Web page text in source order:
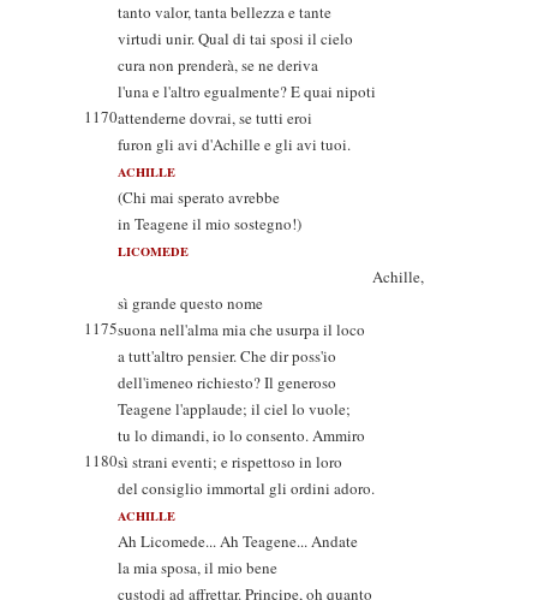
tanto valor, tanta bellezza e tante
virtudi unir. Qual di tai sposi il cielo
cura non prenderà, se ne deriva
l'una e l'altro egualmente? E quai nipoti
1170attenderne dovrai, se tutti eroi
furon gli avi d'Achille e gli avi tuoi.
ACHILLE
(Chi mai sperato avrebbe
in Teagene il mio sostegno!)
LICOMEDE
Achille,
sì grande questo nome
1175suona nell'alma mia che usurpa il loco
a tutt'altro pensier. Che dir poss'io
dell'imeneo richiesto? Il generoso
Teagene l'applaude; il ciel lo vuole;
tu lo dimandi, io lo consento. Ammiro
1180sì strani eventi; e rispettoso in loro
del consiglio immortal gli ordini adoro.
ACHILLE
Ah Licomede... Ah Teagene... Andate
la mia sposa, il mio bene
custodi ad affrettar. Principe, oh quanto